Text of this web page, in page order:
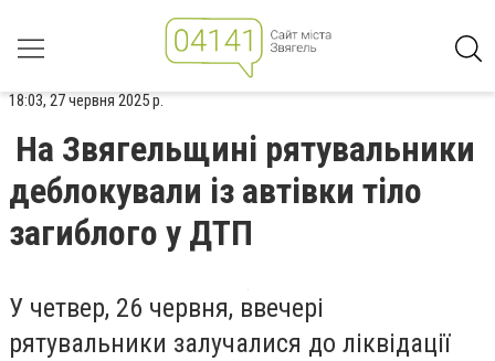
18:03, 27 червня 2025 р.
На Звягельщині рятувальники
деблокували із автівки тіло
загиблого у ДТП
У четвер, 26 червня, ввечері
рятувальники залучалися до ліквідації